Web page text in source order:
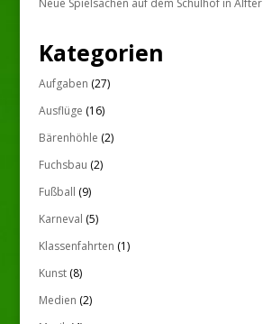
Kategorien
Aufgaben (27)
Ausflüge (16)
Bärenhöhle (2)
Fuchsbau (2)
Fußball (9)
Karneval (5)
Klassenfahrten (1)
Kunst(8)
Medien (2)